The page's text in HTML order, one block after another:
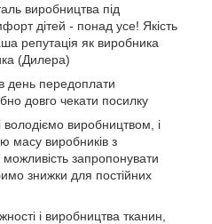
виробництва під
дітей - понад усе! Якість
репутація як виробника
(Дилера)
день передоплати
довго чекати посилку
виробництвом, і
масу виробників з
запропонувати
знижки для постійних
і виробництва тканин,